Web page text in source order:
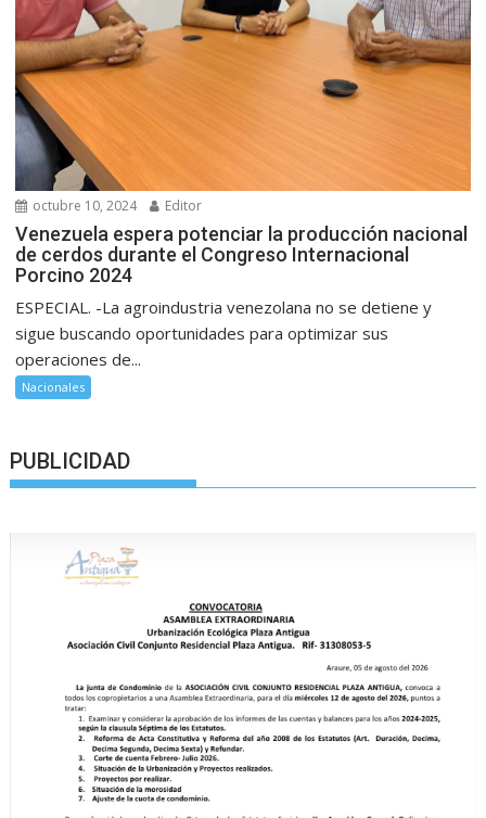
octubre 10, 2024 Editor
Venezuela espera potenciar la producción nacional
de cerdos durante el Congreso Internacional
Porcino 2024
ESPECIAL. -La agroindustria venezolana no se detiene y
sigue buscando oportunidades para optimizar sus
operaciones de...
Nacionales
PUBLICIDAD